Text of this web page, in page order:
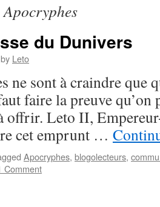
Apocryphes
du Dunivers
by Leto
ne sont à craindre que
faire la preuve qu’on
offrir. Leto II,
cet emprunt …
Apocryphes, blogolecteurs,
Comment